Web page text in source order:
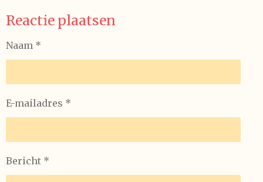
Reactie plaatsen
Naam *
E-mailadres *
Bericht *